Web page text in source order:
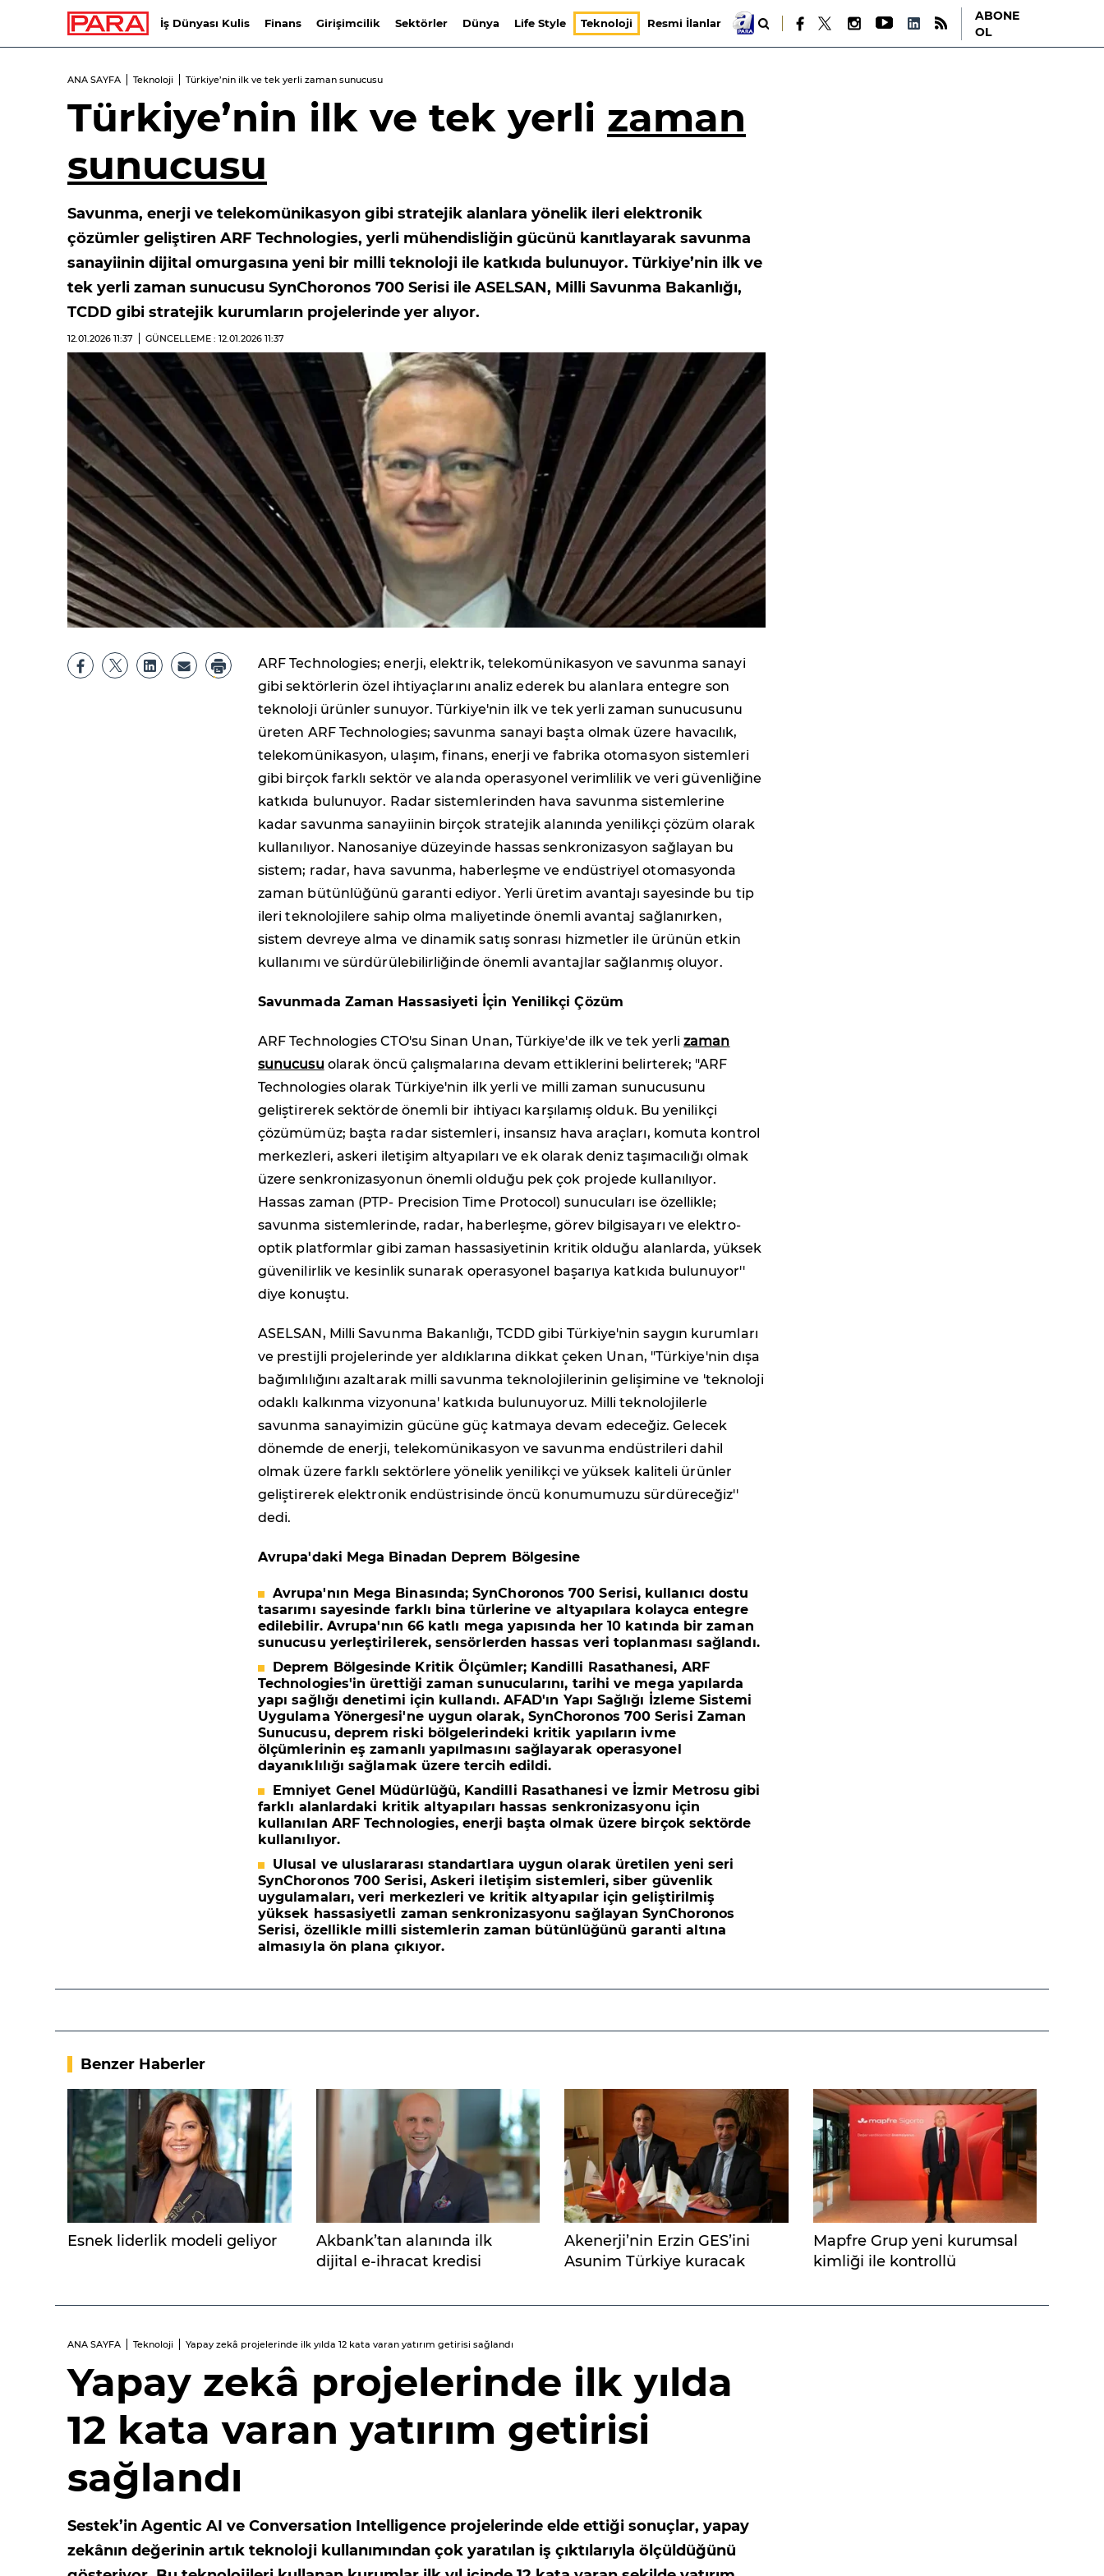
İş Dünyası Kulis Finans Girişimcilik Sektörler Dünya Life Style Teknoloji Resmi İlanlar
ABONE
OL
ANA SAYFA Teknoloji Türkiye’nin ilk ve tek yerli zaman sunucusu
Türkiye’nin ilk ve tek yerli zaman
sunucusu
Savunma, enerji ve telekomünikasyon gibi stratejik alanlara yönelik ileri elektronik
çözümler geliştiren ARF Technologies, yerli mühendisliğin gücünü kanıtlayarak savunma
sanayiinin dijital omurgasına yeni bir milli teknoloji ile katkıda bulunuyor. Türkiye’nin ilk ve
tek yerli zaman sunucusu SynChoronos 700 Serisi ile ASELSAN, Milli Savunma Bakanlığı,
TCDD gibi stratejik kurumların projelerinde yer alıyor.
12.01.2026 11:37 GÜNCELLEME : 12.01.2026 11:37
ARF Technologies; enerji, elektrik, telekomünikasyon ve savunma sanayi
gibi sektörlerin özel ihtiyaçlarını analiz ederek bu alanlara entegre son
teknoloji ürünler sunuyor. Türkiye'nin ilk ve tek yerli zaman sunucusunu
üreten ARF Technologies; savunma sanayi başta olmak üzere havacılık,
telekomünikasyon, ulaşım, finans, enerji ve fabrika otomasyon sistemleri
gibi birçok farklı sektör ve alanda operasyonel verimlilik ve veri güvenliğine
katkıda bulunuyor. Radar sistemlerinden hava savunma sistemlerine
kadar savunma sanayiinin birçok stratejik alanında yenilikçi çözüm olarak
kullanılıyor. Nanosaniye düzeyinde hassas senkronizasyon sağlayan bu
sistem; radar, hava savunma, haberleşme ve endüstriyel otomasyonda
zaman bütünlüğünü garanti ediyor. Yerli üretim avantajı sayesinde bu tip
ileri teknolojilere sahip olma maliyetinde önemli avantaj sağlanırken,
sistem devreye alma ve dinamik satış sonrası hizmetler ile ürünün etkin
kullanımı ve sürdürülebilirliğinde önemli avantajlar sağlanmış oluyor.
Savunmada Zaman Hassasiyeti İçin Yenilikçi Çözüm
ARF Technologies CTO'su Sinan Unan, Türkiye'de ilk ve tek yerlizaman
sunucusu olarak öncü çalışmalarına devam ettiklerini belirterek; "ARF
Technologies olarak Türkiye'nin ilk yerli ve milli zaman sunucusunu
geliştirerek sektörde önemli bir ihtiyacı karşılamış olduk. Bu yenilikçi
çözümümüz; başta radar sistemleri, insansız hava araçları, komuta kontrol
merkezleri, askeri iletişim altyapıları ve ek olarak deniz taşımacılığı olmak
üzere senkronizasyonun önemli olduğu pek çok projede kullanılıyor.
Hassas zaman (PTP- Precision Time Protocol) sunucuları ise özellikle;
savunma sistemlerinde, radar, haberleşme, görev bilgisayarı ve elektro-
optik platformlar gibi zaman hassasiyetinin kritik olduğu alanlarda, yüksek
güvenilirlik ve kesinlik sunarak operasyonel başarıya katkıda bulunuyor''
diye konuştu.
ASELSAN, Milli Savunma Bakanlığı, TCDD gibi Türkiye'nin saygın kurumları
ve prestijli projelerinde yer aldıklarına dikkat çeken Unan, "Türkiye'nin dışa
bağımlılığını azaltarak milli savunma teknolojilerinin gelişimine ve 'teknoloji
odaklı kalkınma vizyonuna' katkıda bulunuyoruz. Milli teknolojilerle
savunma sanayimizin gücüne güç katmaya devam edeceğiz. Gelecek
dönemde de enerji, telekomünikasyon ve savunma endüstrileri dahil
olmak üzere farklı sektörlere yönelik yenilikçi ve yüksek kaliteli ürünler
geliştirerek elektronik endüstrisinde öncü konumumuzu sürdüreceğiz''
dedi.
Avrupa'daki Mega Binadan Deprem Bölgesine
Avrupa'nın Mega Binasında; SynChoronos 700 Serisi, kullanıcı dostu
tasarımı sayesinde farklı bina türlerine ve altyapılara kolayca entegre
edilebilir. Avrupa'nın 66 katlı mega yapısında her 10 katında bir zaman
sunucusu yerleştirilerek, sensörlerden hassas veri toplanması sağlandı.
Deprem Bölgesinde Kritik Ölçümler; Kandilli Rasathanesi, ARF
Technologies'in ürettiği zaman sunucularını, tarihi ve mega yapılarda
yapı sağlığı denetimi için kullandı. AFAD'ın Yapı Sağlığı İzleme Sistemi
Uygulama Yönergesi'ne uygun olarak, SynChoronos 700 Serisi Zaman
Sunucusu, deprem riski bölgelerindeki kritik yapıların ivme
ölçümlerinin eş zamanlı yapılmasını sağlayarak operasyonel
dayanıklılığı sağlamak üzere tercih edildi.
Emniyet Genel Müdürlüğü, Kandilli Rasathanesi ve İzmir Metrosu gibi
farklı alanlardaki kritik altyapıları hassas senkronizasyonu için
kullanılan ARF Technologies, enerji başta olmak üzere birçok sektörde
kullanılıyor.
Ulusal ve uluslararası standartlara uygun olarak üretilen yeni seri
SynChoronos 700 Serisi, Askeri iletişim sistemleri, siber güvenlik
uygulamaları, veri merkezleri ve kritik altyapılar için geliştirilmiş
yüksek hassasiyetli zaman senkronizasyonu sağlayan SynChoronos
Serisi, özellikle milli sistemlerin zaman bütünlüğünü garanti altına
almasıyla ön plana çıkıyor.
Benzer Haberler
Esnek liderlik modeli geliyor
Akbank’tan alanında ilk
dijital e-ihracat kredisi
Akenerji’nin Erzin GES’ini
Asunim Türkiye kuracak
Mapfre Grup yeni kurumsal
kimliği ile kontrollü
ANA SAYFA Teknoloji Yapay zekâ projelerinde ilk yılda 12 kata varan yatırım getirisi sağlandı
Yapay zekâ projelerinde ilk yılda
12 kata varan yatırım getirisi
sağlandı
Sestek’in Agentic AI ve Conversation Intelligence projelerinde elde ettiği sonuçlar, yapay
zekânın değerinin artık teknoloji kullanımından çok yaratılan iş çıktılarıyla ölçüldüğünü